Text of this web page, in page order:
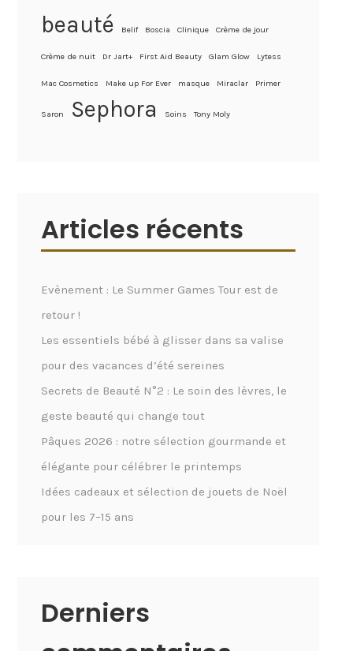
beauté Belif Boscia Clinique Crème de jour
Crème de nuit Dr Jart+ First Aid Beauty Glam Glow Lytess
Mac Cosmetics Make up For Ever masque Miraclar Primer
Saron Sephora Soins Tony Moly
Articles récents
Evènement : Le Summer Games Tour est de
retour !
Les essentiels bébé à glisser dans sa valise
pour des vacances d’été sereines
Secrets de Beauté N°2 : Le soin des lèvres, le
geste beauté qui change tout
Pâques 2026 : notre sélection gourmande et
élégante pour célébrer le printemps
Idées cadeaux et sélection de jouets de Noël
pour les 7–15 ans
Derniers